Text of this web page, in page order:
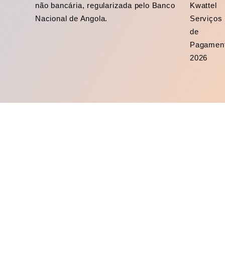
não bancária, regularizada pelo Banco
Nacional de Angola.
Kwattel
Serviços
de
2026